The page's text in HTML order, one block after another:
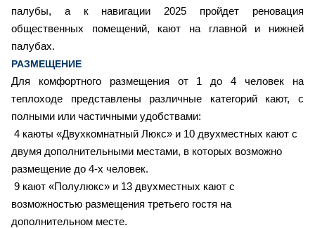
палубы, а к навигации 2025 пройдет реновация
общественных помещений, кают на главной и нижней
палубах.
РАЗМЕЩЕНИЕ
Для комфортного размещения от 1 до 4 человек на
теплоходе представлены различные категорий кают, с
полными или частичными удобствами:
4 каюты «Двухкомнатный Люкс» и 10 двухместных кают с
двумя дополнительными местами, в которых возможно
размещение до 4-х человек.
9 кают «Полулюкс» и 13 двухместных кают с
возможностью размещения третьего гостя на
дополнительном месте.